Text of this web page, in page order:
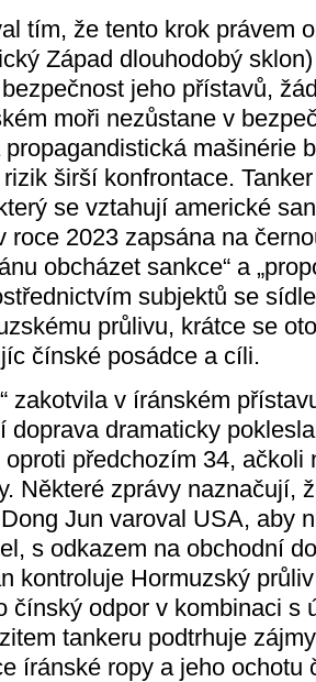
tím, že tento krok právem
Západ dlouhodobý
jeho přístavů,
moři nezůstane v
mašinérie
širší konfrontace.
se vztahují americké
roce 2023 zapsána na
obcházet sankce“ a
subjektů se
průlivu, krátce se
čínské posádce a cíli.
zakotvila v íránském
doprava dramaticky
předchozím 34, ačkoli
Některé zprávy naznačují,
Jun varoval USA, aby
s odkazem na obchodní
kontroluje Hormuzský
čínský odpor v kombinaci s
tankeru podtrhuje
íránské ropy a jeho ochotu